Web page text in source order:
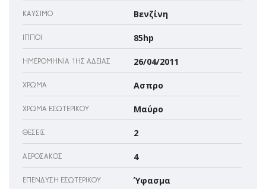
ΚΑΎΣΙΜΟ Βενζίνη
ΊΠΠΟΙ 85hp
ΗΜΕΡΟΜΗΝΊΑ 1ΗΣ ΆΔΕΙΑΣ 26/04/2011
ΧΡΏΜΑ Ασπρο
ΧΡΏΜΑ ΕΣΩΤΕΡΙΚΟΎ Μαύρο
ΘΈΣΕΙΣ 2
ΑΕΡΌΣΑΚΌΣ 4
ΕΠΈΝΔΥΣΗ ΕΣΩΤΕΡΙΚΟΎ Ύφασμα